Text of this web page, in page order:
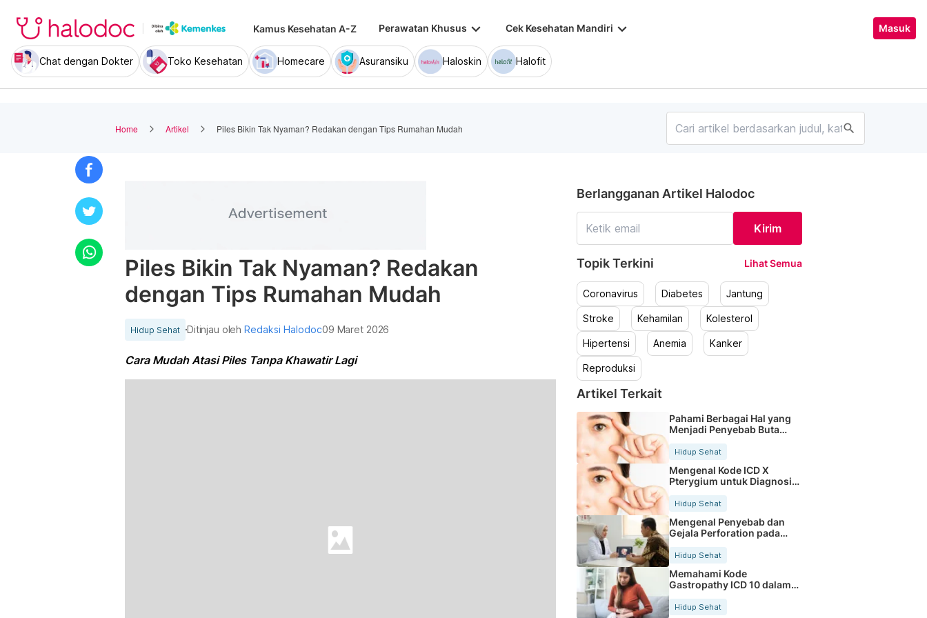
Kamus Kesehatan A-Z Perawatan Khusus keyboard_arrow_down Cek Kesehatan Mandiri keyboard_arrow_down Masuk
Chat dengan Dokter Toko Kesehatan Homecare Asuransiku Haloskin Halofit
Home Artikel Piles Bikin Tak Nyaman? Redakan dengan Tips Rumahan Mudah search
Piles Bikin Tak Nyaman? Redakan
dengan Tips Rumahan Mudah
Hidup Sehat Ditinjau olehRedaksi Halodoc09 Maret 2026
Cara Mudah Atasi Piles Tanpa Khawatir Lagi
Berlangganan Artikel Halodoc
Kirim
Topik Terkini Lihat Semua
Coronavirus Diabetes Jantung
Stroke Kehamilan Kolesterol
Hipertensi Anemia Kanker
Reproduksi
Artikel Terkait
Pahami Berbagai Hal yang
Menjadi Penyebab Buta
Hidup Sehat
Mengenal Kode ICD X
Pterygium untuk Diagnosis
Hidup Sehat
Mengenal Penyebab dan
Gejala Perforation pada
Tubuh
Hidup Sehat
Memahami Kode
Gastropathy ICD 10 dalam
Rekam Medis Pasien
Hidup Sehat